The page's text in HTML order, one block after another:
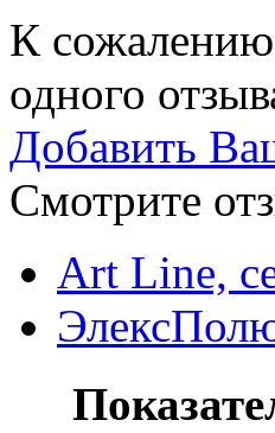
К
одного
Добавить
Смотрите
Art Line,